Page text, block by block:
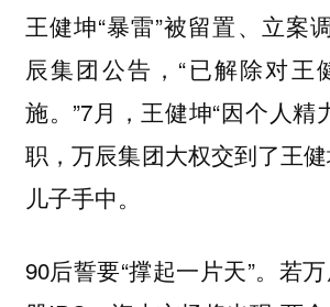
王健坤“暴雷”被留置、立案
辰集团公告，“已解除对王
施。”7月，王健坤“因个人精
职，万辰集团大权交到了王
儿子手中。
90后誓要“撑起一片天”。若